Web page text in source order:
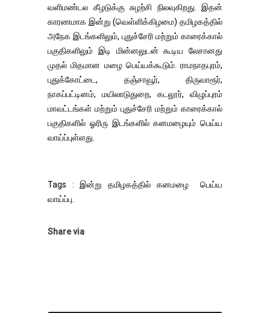
வளிமண்டல கீழடுக்கு சுழற்சி நிலவுகிறது. இதன்
காரணமாக இன்று (வெள்ளிக்கிழமை) தமிழகத்தில்
அநேக இடங்களிலும், புதுச்சேரி மற்றும் காரைக்கால்
பகுதிகளிலும் இடி மின்னலுடன் கூடிய லேசானது
முதல் மிதமான மழை பெய்யக்கூடும். ராமநாதபுரம்,
புதுக்கோட்டை, தஞ்சாவூர், திருவாரூர்,
நாகப்பட்டினம், மயிலாடுதுறை, கடலூர், விழுப்புரம்
மாவட்டங்கள் மற்றும் புதுச்சேரி மற்றும் காரைக்கால்
பகுதிகளில் ஓரிரு இடங்களில் கனமழையும் பெய்ய
வாய்ப்புள்ளது.
Tags : இன்று தமிழகத்தில் கனமழை பெய்ய
வாய்ப்பு.
Share via